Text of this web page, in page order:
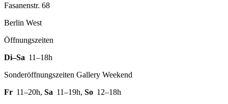
Fasanenstr. 68
Berlin West
Öffnungszeiten
Di–Sa 11–18h
Sonderöffnungszeiten Gallery Weekend
Fr 11–20h, Sa 11–19h, So 12–18h